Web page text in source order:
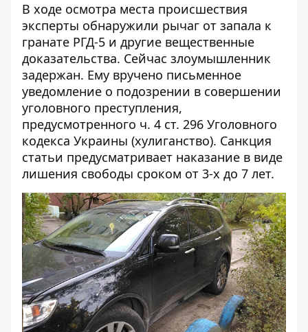
В ходе осмотра места происшествия
эксперты обнаружили рычаг от запала к
гранате РГД-5 и другие вещественные
доказательства. Сейчас злоумышленник
задержан. Ему вручено письменное
уведомление о подозрении в совершении
уголовного преступления,
предусмотренного ч. 4 ст. 296 Уголовного
кодекса Украины (хулиганство). Санкция
статьи предусматривает наказание в виде
лишения свободы сроком от 3-х до 7 лет.